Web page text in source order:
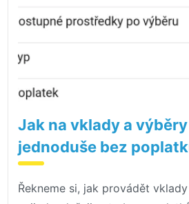
Jak na vklady a výběry
jednoduše bez
Řekneme si, jak provádět